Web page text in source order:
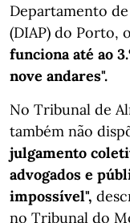
Departamento
(DIAP) do Porto,
funciona até ao
nove andares".
No Tribunal de
também não
julgamento
advogados e
impossível",
no Tribunal do